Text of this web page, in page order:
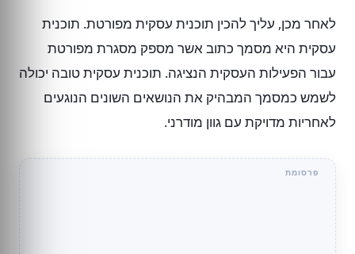
לאחר מכן, עליך להכין תוכנית עסקית מפורטת. תוכנית
עסקית היא מסמך כתוב אשר מספק מסגרת מפורטת
עבור הפעילות העסקית הנציגה. תוכנית עסקית טובה יכולה
לשמש כמסמך המבהיק את הנושאים השונים הנוגעים
לאחריות מדויקת עם גוון מודרני.